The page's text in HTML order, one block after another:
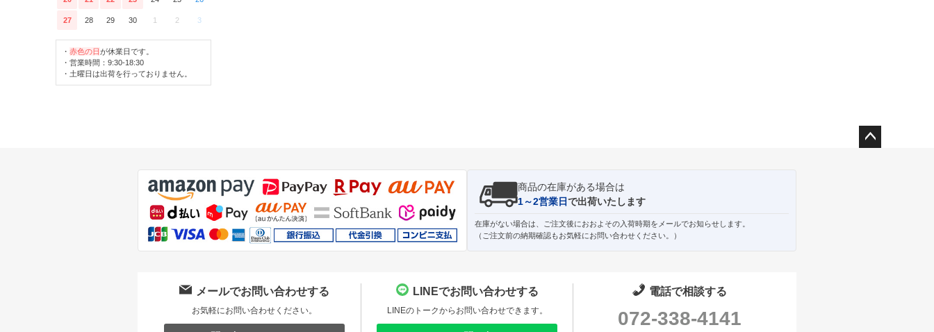
27 28 29 30 1 2 3
・ 赤色の日が休業日です。
・営業時間：9:30-18:30
・土曜日は出荷を行っておりません。
商品の在庫がある場合は
1～2営業日で出荷いたします
在庫がない場合は、ご注文後におおよその入荷時期をメールでお知らせします。
（ご注文前の納期確認もお気軽にお問い合わせください。）
メールでお問い合わせする
お気軽にお問い合わせください。
LINEでお問い合わせする
LINEのトークからお問い合わせできます。
電話で相談する
072-338-4141